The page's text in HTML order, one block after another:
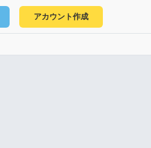
アカウント作成